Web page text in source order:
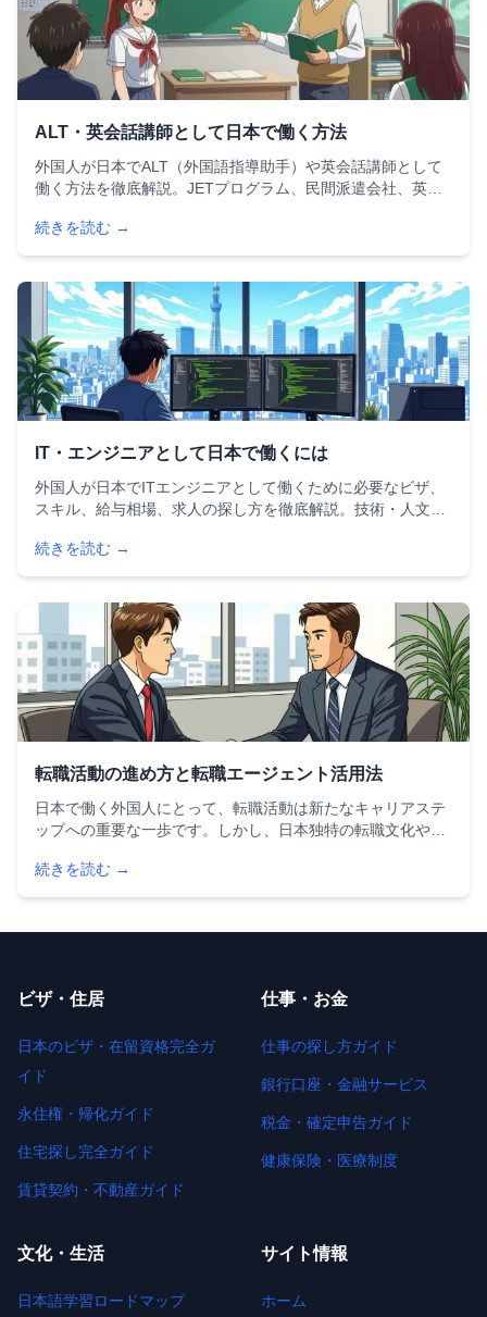
ALT・英会話講師として日本で働く方法
外国人が日本でALT（外国語指導助手）や英会話講師として
働く方法を徹底解説。JETプログラム、民間派遣会社、英会
イドです。初めての方にもわかりやすく解説しています。
続きを読む →
IT・エンジニアとして日本で働くには
外国人が日本でITエンジニアとして働くために必要なビザ、
スキル、給与相場、求人の探し方を徹底解説。技術・人文知
人サイトまで、日本でのITキャリア構築に必要な情報をまと
めました。
続きを読む →
転職活動の進め方と転職エージェント活用法
日本で働く外国人にとって、転職活動は新たなキャリアステ
ップへの重要な一歩です。しかし、日本独特の転職文化や就
になります。2024年には日本の外国人労働者数が過去最高の
**230万人**を記録し（[前年比12.4%増](https://www.hr-
続きを読む →
ビザ・住居
日本のビザ・在留資格完全ガ
イド
永住権・帰化ガイド
住宅探し完全ガイド
賃貸契約・不動産ガイド
仕事・お金
仕事の探し方ガイド
銀行口座・金融サービス
税金・確定申告ガイド
健康保険・医療制度
文化・生活
日本語学習ロードマップ
サイト情報
ホーム